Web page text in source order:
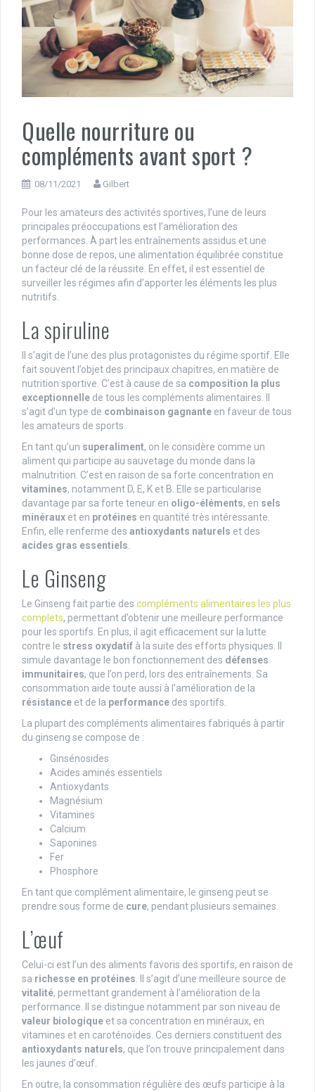
Quelle nourriture ou
compléments avant sport ?
08/11/2021 Gilbert
Pour les amateurs des activités sportives, l’une de leurs
principales préoccupations est l’amélioration des
performances. À part les entraînements assidus et une
bonne dose de repos, une alimentation équilibrée constitue
un facteur clé de la réussite. En effet, il est essentiel de
surveiller les régimes afin d’apporter les éléments les plus
nutritifs.
La spiruline
Il s’agit de l’une des plus protagonistes du régime sportif. Elle
fait souvent l’objet des principaux chapitres, en matière de
nutrition sportive. C’est à cause de sa composition la plus
exceptionnelle de tous les compléments alimentaires. Il
s’agit d’un type de combinaison gagnante en faveur de tous
les amateurs de sports.
En tant qu’un superaliment, on le considère comme un
aliment qui participe au sauvetage du monde dans la
malnutrition. C’est en raison de sa forte concentration en
vitamines, notamment D, E, K et B. Elle se particularise
davantage par sa forte teneur en oligo-éléments, en sels
minéraux et en protéines en quantité très intéressante.
Enfin, elle renferme des antioxydants naturels et des
acides gras essentiels
Le Ginseng
Le Ginseng fait partie des compléments alimentaires les plus
complets, permettant d’obtenir une meilleure performance
pour les sportifs. En plus, il agit efficacement sur la lutte
contre le stress oxydatif à la suite des efforts physiques. Il
simule davantage le bon fonctionnement des défenses
immunitaires, que l’on perd, lors des entraînements. Sa
consommation aide toute aussi à l’amélioration de la
résistance et de la performance des sportifs.
La plupart des compléments alimentaires fabriqués à partir
du ginseng se compose de :
Ginsénosides
Acides aminés essentiels
Antioxydants
Magnésium
Vitamines
Calcium
Saponines
Fer
Phosphore
En tant que complément alimentaire, le ginseng peut se
prendre sous forme de cure, pendant plusieurs semaines.
L’œuf
Celui-ci est l’un des aliments favoris des sportifs, en raison de
sa richesse en protéines . Il s’agit d’une meilleure source de
vitalité, permettant grandement à l’amélioration de la
performance. Il se distingue notamment par son niveau de
valeur biologique et sa concentration en minéraux, en
vitamines et en caroténoïdes. Ces derniers constituent des
antioxydants naturels, que l’on trouve principalement dans
les jaunes d’œuf.
En outre, la consommation régulière des œufs participe à la